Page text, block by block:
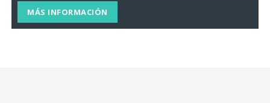
MÁS INFORMACIÓN